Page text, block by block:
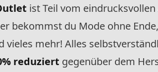
ist Teil vom eindrucksvollen
bekommst du Mode ohne
vieles mehr! Alles
reduziert gegenüber dem